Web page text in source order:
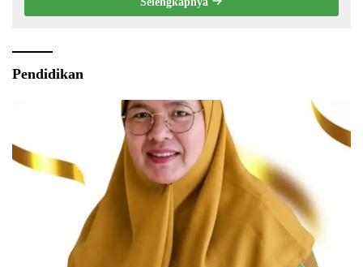
Pendidikan